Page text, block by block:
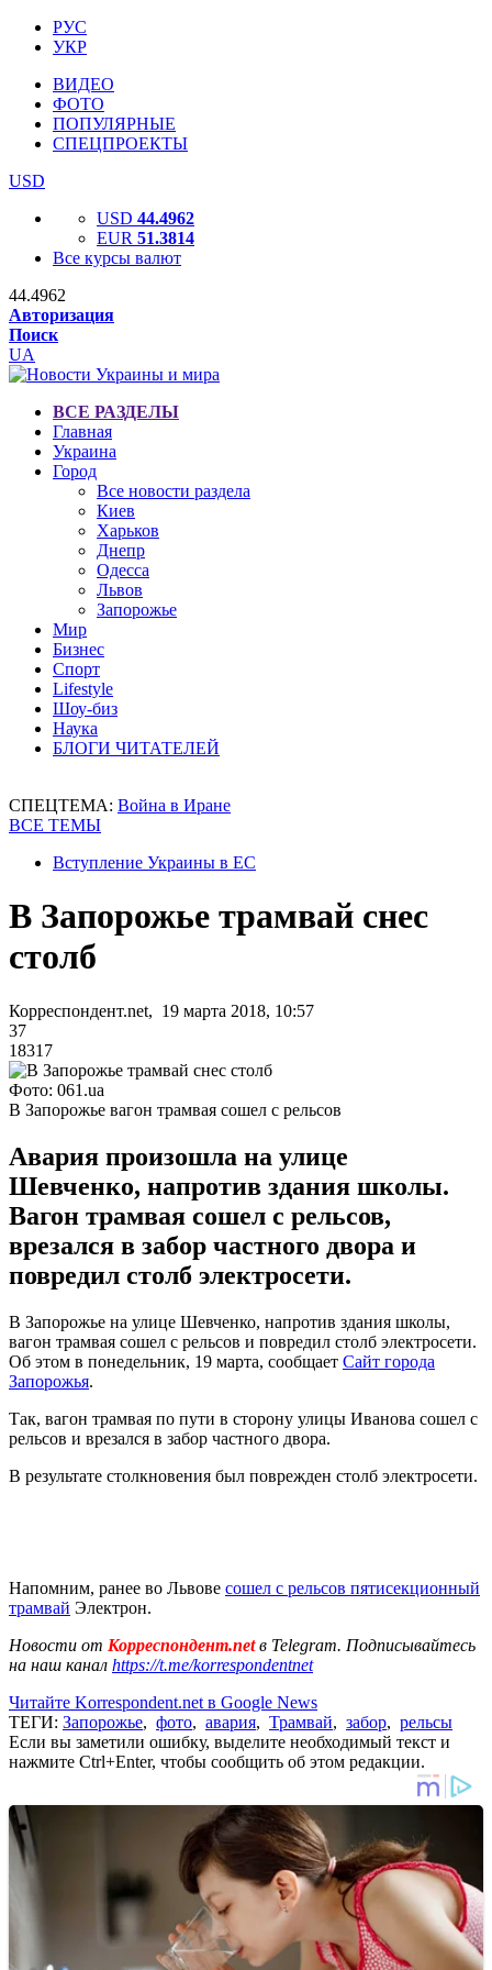
РУС
УКР
ВИДЕО
ФОТО
ПОПУЛЯРНЫЕ
СПЕЦПРОЕКТЫ
USD
USD 44.4962
EUR 51.3814
Все курсы валют
44.4962
Авторизация
Поиск
UA
ВСЕ РАЗДЕЛЫ
Главная
Украина
Город
Все новости раздела
Киев
Харьков
Днепр
Одесса
Львов
Запорожье
Мир
Бизнес
Спорт
Lifestyle
Шоу-биз
Наука
БЛОГИ ЧИТАТЕЛЕЙ
СПЕЦТЕМА: Война в Иране
ВСЕ ТЕМЫ
Вступление Украины в ЕС
В Запорожье трамвай снес
столб
Корреспондент.net, 19 марта 2018, 10:57
37
18317
Фото: 061.ua
В Запорожье вагон трамвая сошел с рельсов
Авария произошла на улице
Шевченко, напротив здания школы.
Вагон трамвая сошел с рельсов,
врезался в забор частного двора и
повредил столб электросети.
В Запорожье на улице Шевченко, напротив здания школы,
вагон трамвая сошел с рельсов и повредил столб электросети.
Об этом в понедельник, 19 марта, сообщает Сайт города
Запорожья.
Так, вагон трамвая по пути в сторону улицы Иванова сошел с
рельсов и врезался в забор частного двора.
В результате столкновения был поврежден столб электросети.
Напомним, ранее во Львове сошел с рельсов пятисекционный
трамвай Электрон.
Новости от Корреспондент.netв Telegram. Подписывайтесь
на наш канал https://t.me/korrespondentnet
Читайте Korrespondent.net в Google News
ТЕГИ: Запорожье, фото, авария, Трамвай, забор, рельсы
Если вы заметили ошибку, выделите необходимый текст и
нажмите Ctrl+Enter, чтобы сообщить об этом редакции.